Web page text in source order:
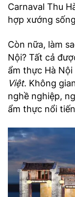
Carnaval Thu
hợp xướng
Còn nữa, làm
Nội? Tất cả
ẩm thực Hà
Việt. Không
nghề nghiệp,
ẩm thực nổi